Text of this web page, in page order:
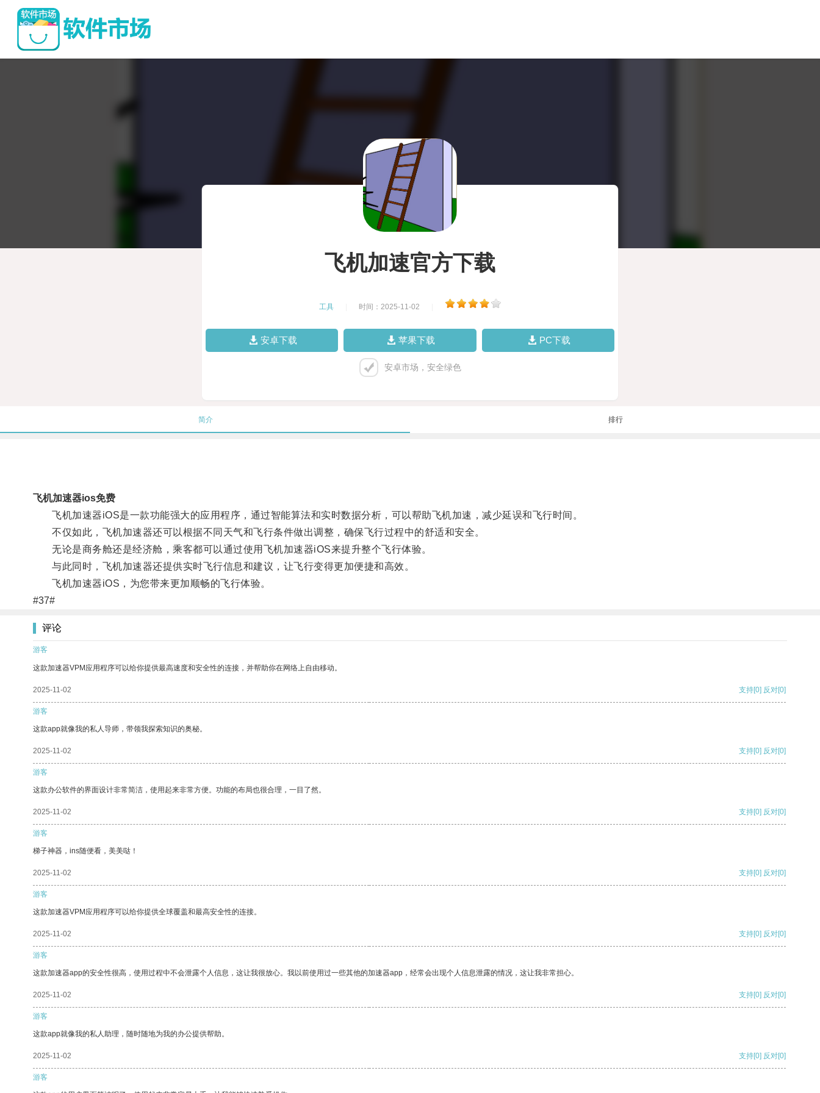
飞机加速官方下载
工具 时间：2025-11-02
安卓下载 苹果下载 PC下载
安卓市场，安全绿色
简介 排行
飞机加速器ios免费
飞机加速器iOS是一款功能强大的应用程序，通过智能算法和实时数据分析，可以帮助飞机加速，减少延误和飞行时间。
不仅如此，飞机加速器还可以根据不同天气和飞行条件做出调整，确保飞行过程中的舒适和安全。
无论是商务舱还是经济舱，乘客都可以通过使用飞机加速器iOS来提升整个飞行体验。
与此同时，飞机加速器还提供实时飞行信息和建议，让飞行变得更加便捷和高效。
飞机加速器iOS，为您带来更加顺畅的飞行体验。
#37#
评论
游客
这款加速器VPM应用程序可以给你提供最高速度和安全性的连接，并帮助你在网络上自由移动。
2025-11-02 支持[0] 反对[0]
游客
这款app就像我的私人导师，带领我探索知识的奥秘。
2025-11-02 支持[0] 反对[0]
游客
这款办公软件的界面设计非常简洁，使用起来非常方便。功能的布局也很合理，一目了然。
2025-11-02 支持[0] 反对[0]
游客
梯子神器，ins随便看，美美哒！
2025-11-02 支持[0] 反对[0]
游客
这款加速器VPM应用程序可以给你提供全球覆盖和最高安全性的连接。
2025-11-02 支持[0] 反对[0]
游客
这款加速器app的安全性很高，使用过程中不会泄露个人信息，这让我很放心。我以前使用过一些其他的加速器app，经常会出现个人信息泄露的情况，这让我非常担心。
2025-11-02 支持[0] 反对[0]
游客
这款app就像我的私人助理，随时随地为我的办公提供帮助。
2025-11-02 支持[0] 反对[0]
游客